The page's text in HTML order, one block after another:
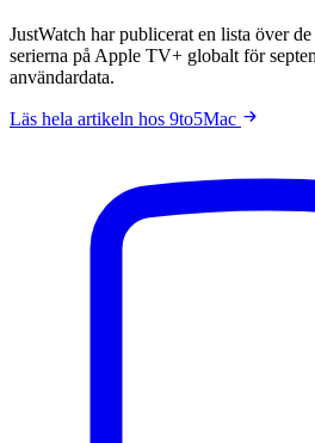
JustWatch har publicerat en lista över
serierna på Apple TV+ globalt för
användardata.
Läs hela artikeln hos 9to5Mac